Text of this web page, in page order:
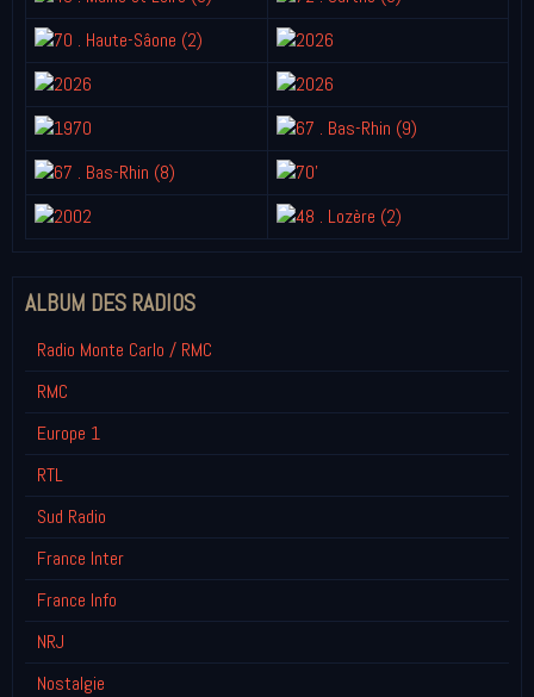
ALBUM DES RADIOS
Radio Monte Carlo / RMC
RMC
Europe 1
RTL
Sud Radio
France Inter
France Info
NRJ
Nostalgie